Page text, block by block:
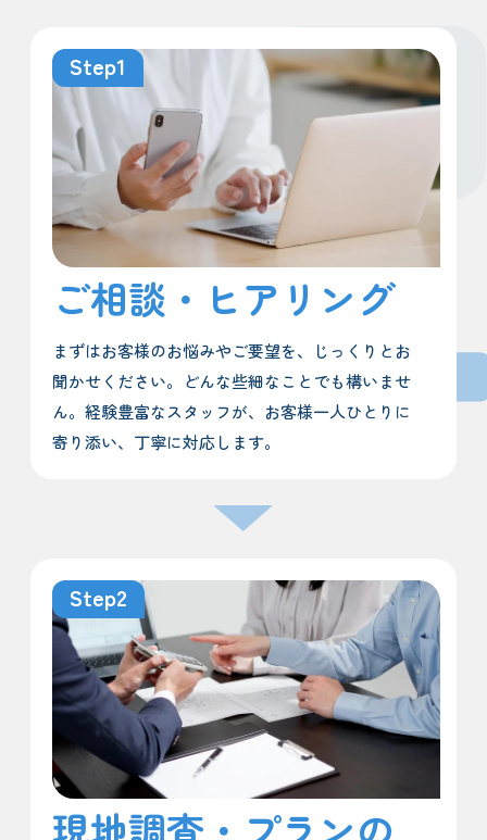
Step1
ご相談・ヒアリング
まずはお客様のお悩みやご要望を、じっくりとお
聞かせください。どんな些細なことでも構いませ
ん。経験豊富なスタッフが、お客様一人ひとりに
寄り添い、丁寧に対応します。
Step2
現地調査・プランの